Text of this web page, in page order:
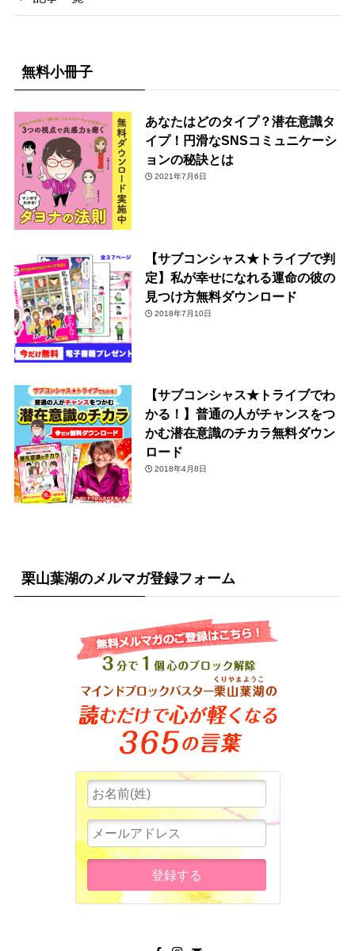
無料小冊子
あなたはどのタイプ？潜在意識タ
イプ！円滑なSNSコミュニケーシ
ョンの秘訣とは
2021年7月6日
【サブコンシャス★トライブで判
定】私が幸せになれる運命の彼の
見つけ方無料ダウンロード
2018年7月10日
【サブコンシャス★トライブでわ
かる！】普通の人がチャンスをつ
かむ潜在意識のチカラ無料ダウン
ロード
2018年4月8日
栗山葉湖のメルマガ登録フォーム